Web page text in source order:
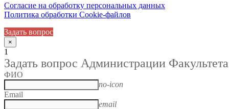
Согласие на обработку персональных данных
Политика обработки Cookie-файлов
Задать вопрос
×
1
Задать вопрос Администрации Факультета
ФИО
no-icon
Email
email